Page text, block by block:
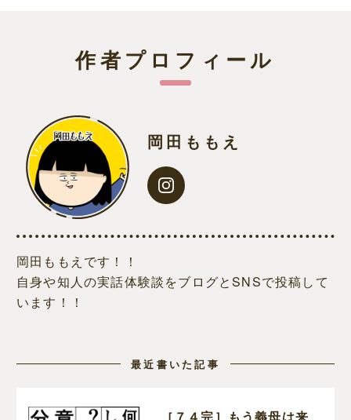
作者プロフィール
岡田ももえ
岡田ももえです！！
自身や知人の実話体験談をブログとSNSで投稿して
います！！
最近書いた記事